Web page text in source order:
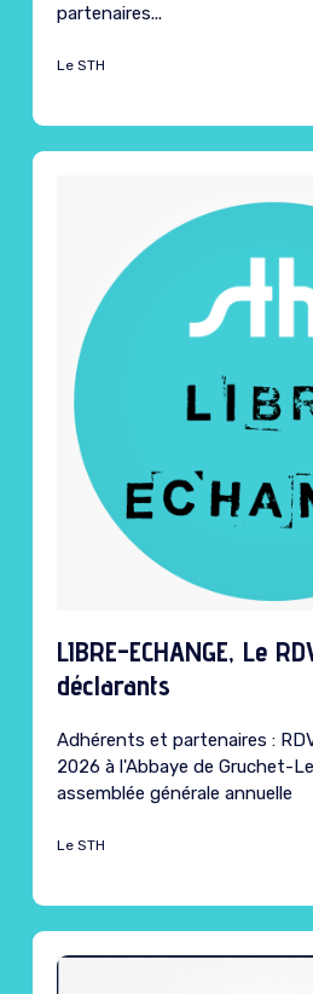
partenaires...
Le STH
LIBRE-ECHANGE, Le
déclarants
Adhérents et partenaires :
2026 à l'Abbaye de Gruchet-
assemblée générale annuelle
Le STH